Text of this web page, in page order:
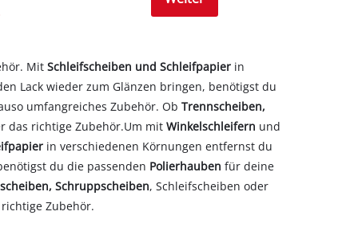
Mit Schleifscheiben und Schleifpapierin
Lack wieder zum Glänzen bringen, benötigst du
umfangreiches Zubehör. ObTrennscheiben,
das richtige Zubehör.Um mitWinkelschleifern und
in verschiedenen Körnungen entfernst du
du die passenden Polierhauben für deine
Schruppscheiben, Schleifscheiben oder
Zubehör.